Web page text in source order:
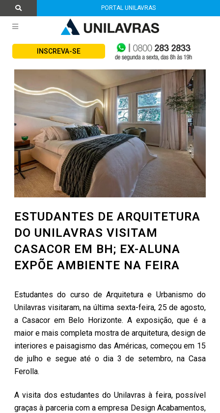
PORTAL UNILAVRAS
INSCREVA-SE
ESTUDANTES DE ARQUITETURA
DO UNILAVRAS VISITAM
CASACOR EM BH; EX-ALUNA
EXPÕE AMBIENTE NA FEIRA
Estudantes do curso de Arquitetura e Urbanismo do
Unilavras visitaram, na última sexta-feira, 25 de agosto,
a Casacor em Belo Horizonte. A exposição, que é a
maior e mais completa mostra de arquitetura, design de
interiores e paisagismo das Américas, começou em 15
de julho e segue até o dia 3 de setembro, na Casa
Ferolla.
A visita dos estudantes do Unilavras à feira, possível
graças à parceria com a empresa Design Acabamentos,